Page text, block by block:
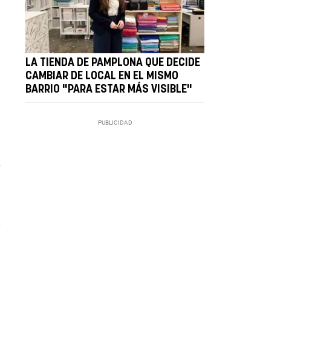
LA TIENDA DE PAMPLONA QUE DECIDE
CAMBIAR DE LOCAL EN EL MISMO
BARRIO "PARA ESTAR MÁS VISIBLE"